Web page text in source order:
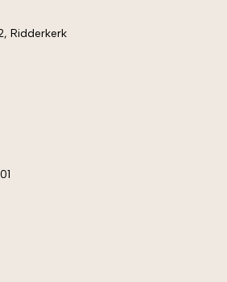
Ridderkerk